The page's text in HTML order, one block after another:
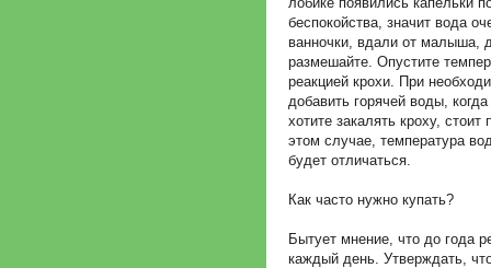
беспокойства, значит вода
ванночки, вдали от малыша,
размешайте. Опустите
реакцией крохи. При
добавить горячей воды,
хотите закалять кроху,
этом случае, температура
будет отличаться.
Как часто нужно купать?
Бытует мнение, что до года
каждый день. Утверждать,